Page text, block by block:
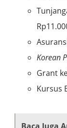
Korean
Grant
Kursus
Baca Juga